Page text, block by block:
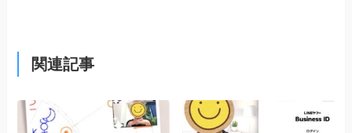
関連記事